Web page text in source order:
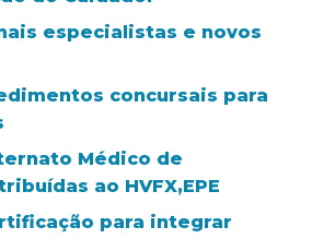
especialistas e novos
concursais para
Médico de
ao HVFX,EPE
para integrar